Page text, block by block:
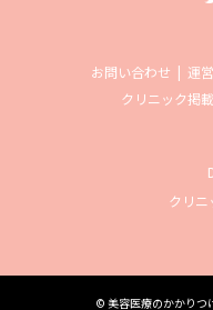
お問い合わせ 運
クリニック掲
クリ
© 美容医療のかかりつ